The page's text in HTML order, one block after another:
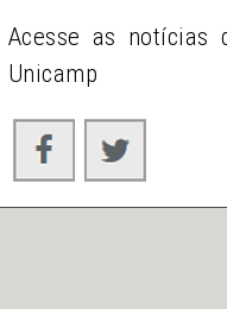
Acesse as notícias
Unicamp